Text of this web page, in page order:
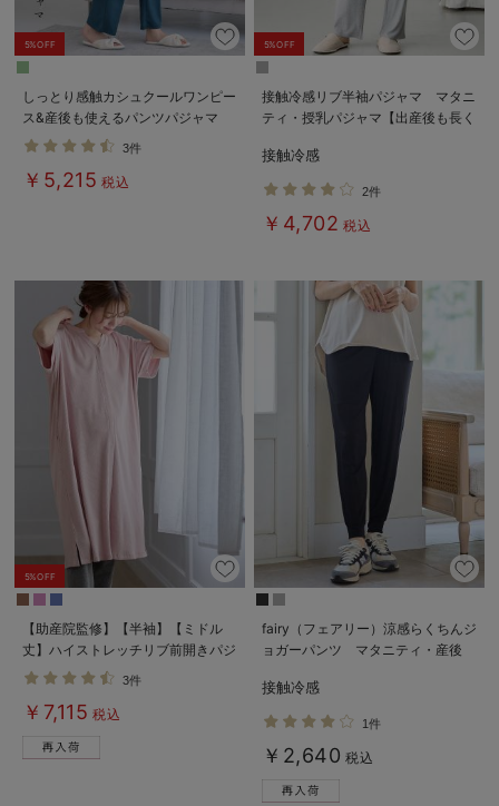
5%OFF
しっとり感触カシュクールワンピー
ス&産後も使えるパンツパジャマ
マタニティ・授乳パジャマ【出産後
3件
￥5,215 税込
5%OFF
接触冷感リブ半袖パジャマ マタニ
ティ・授乳パジャマ【出産後も長く
接触冷感
2件
￥4,702 税込
5%OFF
【助産院監修】【半袖】【ミドル
丈】ハイストレッチリブ前開きパジ
ャマ マタニティ・授乳パジャマ
【出産後も長く使える】
3件
￥7,115 税込
fairy（フェアリー）涼感らくちんジ
ョガーパンツ マタニティ・産後
接触冷感
1件
￥2,640 税込